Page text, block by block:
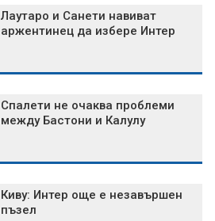
Лаутаро и Санети навиват
аржентинец да избере Интер
Спалети не очаква проблеми
между Бастони и Калулу
Киву: Интер още е незавършен
пъзел